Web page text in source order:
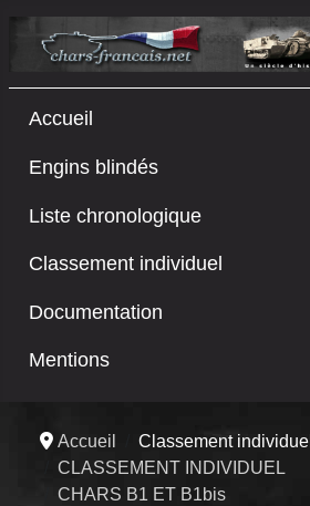
Accueil
Engins blindés
Liste chronologique
Classement individuel
Documentation
Mentions
Accueil Classement individuel
CLASSEMENT INDIVIDUEL
CHARS B1 ET B1bis